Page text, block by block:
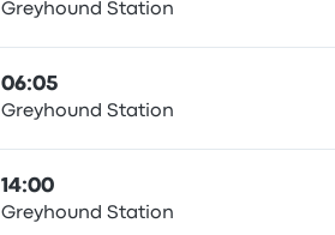
Greyhound Station
06:05
Greyhound Station
14:00
Greyhound Station